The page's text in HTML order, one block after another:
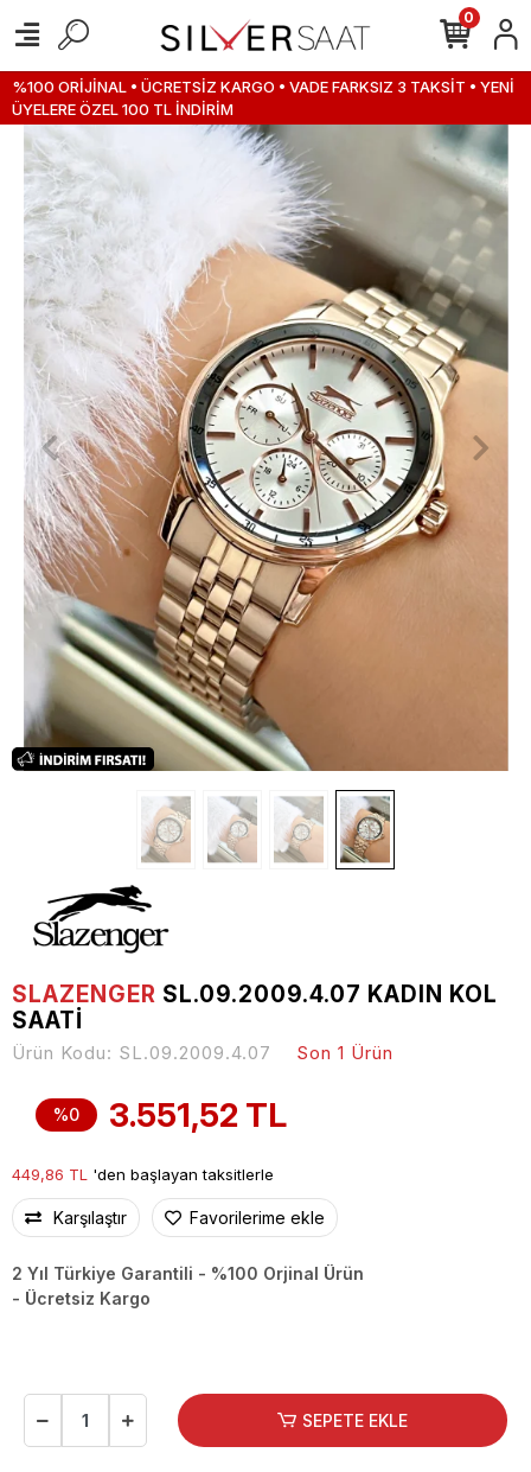
%100 ORİJİNAL • ÜCRETSİZ KARGO • VADE FARKSIZ 3 TAKSİT • YENİ
ÜYELERE ÖZEL 100 TL İNDİRİM
0
SLAZENGER SL.09.2009.4.07 KADIN KOL
SAATI
Ürün Kodu: SL.09.2009.4.07 Son 1 Ürün
%0 3.551,52 TL
449,86 TL 'den başlayan taksitlerle
Karşılaştır Favorilerime ekle
2 Yıl Türkiye Garantili - %100 Orjinal Ürün
- Ücretsiz Kargo
SEPETE EKLE